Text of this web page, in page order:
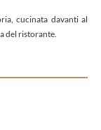
cucinata davanti al
del ristorante.